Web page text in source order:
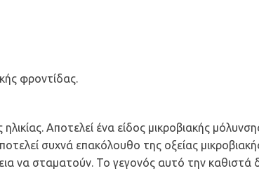
φροντίδας.
Αποτελεί ένα είδος μικροβιακής
συχνά επακόλουθο της οξείας
να σταματούν. Το γεγονός αυτό την